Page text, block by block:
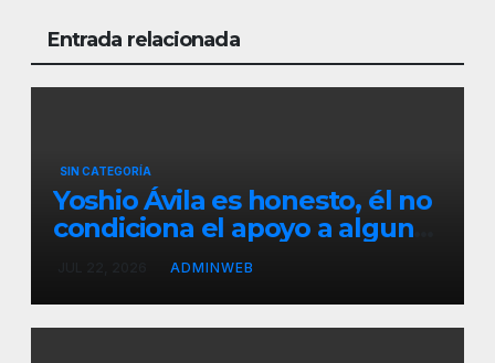
Entrada relacionada
SIN CATEGORÍA
Yoshio Ávila es honesto, él no
condiciona el apoyo a alguna
figura política por una
candidatura
ADMINWEB